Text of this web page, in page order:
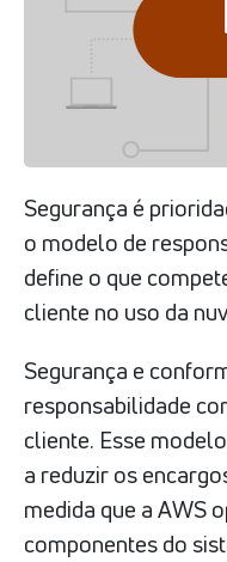
Segurança é
o modelo de
define o que
cliente no uso da
Segurança e
responsabilidade
cliente. Esse
a reduzir os
medida que a AWS
componentes do